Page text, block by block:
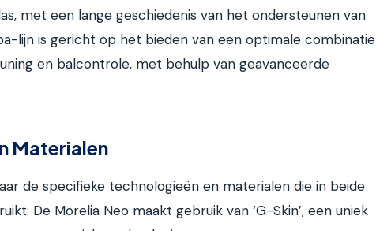
met een lange geschiedenis van het ondersteunen van
lijn is gericht op het bieden van een optimale combinatie
en balcontrole, met behulp van geavanceerde
Materialen
de specifieke technologieën en materialen die in beide
De Morelia Neo maakt gebruik van ‘G-Skin’, een uniek